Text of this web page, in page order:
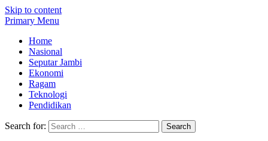
Skip to content
Primary Menu
Home
Nasional
Seputar Jambi
Ekonomi
Ragam
Teknologi
Pendidikan
Search for: